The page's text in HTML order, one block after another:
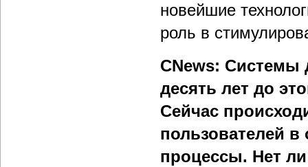
новейшие
роль в
CNews: Системы
десять лет до
Сейчас
пользователей
процессы. Нет